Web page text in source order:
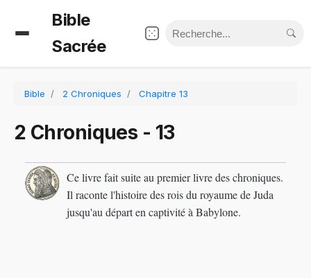
Bible
Sacrée
Bible 2 Chroniques Chapitre 13
2 Chroniques - 13
Ce livre fait suite au premier livre des chroniques.
Il raconte l'histoire des rois du royaume de Juda
jusqu'au départ en captivité à Babylone.